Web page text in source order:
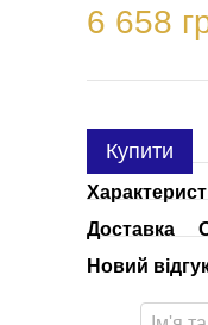
6 658
Купити
Доставка
Новий